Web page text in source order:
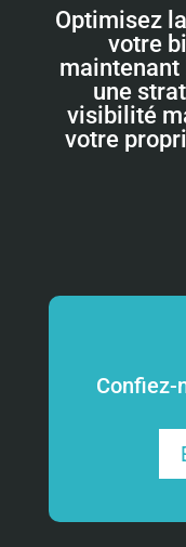
Optimisez
votre
maintenant
une
visibilité
votre
Confiez-